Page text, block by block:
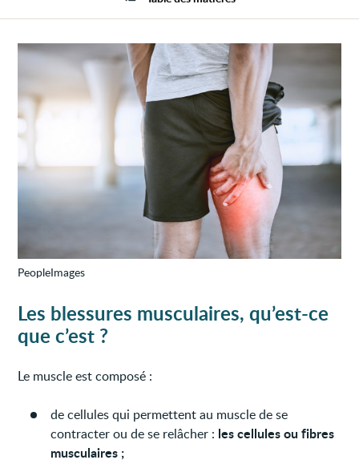
PeopleImages
Les blessures musculaires, qu’est-ce
que c’est ?
Le muscle est composé :
de cellules qui permettent au muscle de se
contracter ou de se relâcher : les cellules ou fibres
musculaires ;